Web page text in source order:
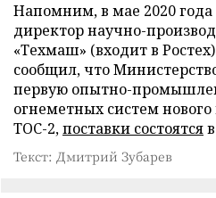
Напомним, в мае 2020
директор научно-
«Техмаш» (входит в
сообщил, что
первую опытно-
огнеметных систем
ТОС-2,поставки состоятся
Текст: Дмитрий Зубарев